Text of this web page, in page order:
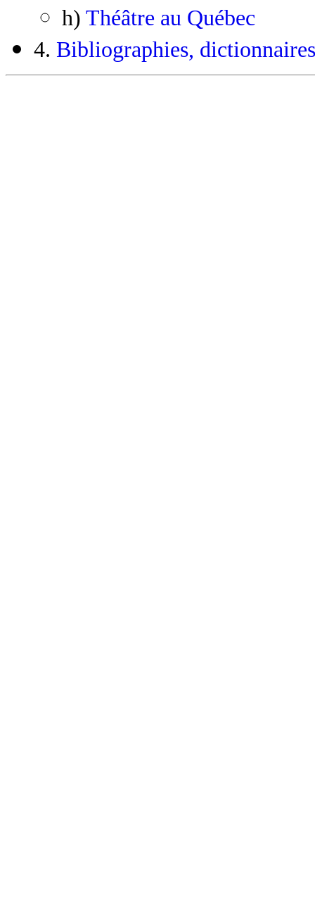
h) Théâtre au Québec
4. Bibliographies,